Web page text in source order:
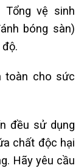
vệ sinh
bóng sàn)
toàn cho sức
đều sử dụng
chất độc hại
Hãy yêu cầu